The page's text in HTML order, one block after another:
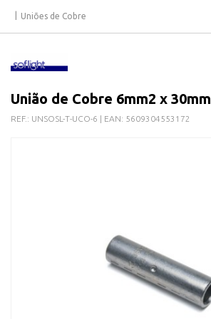
Uniões de Cobre
União de Cobre 6mm2 x 30mm
REF.: UNSOSL-T-UCO-6 | EAN: 5609304553172